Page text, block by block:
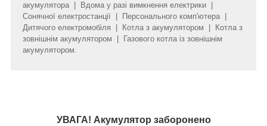
акумулятора | Вдома у разі вимкнення електрики |
Сонячної електростанції | Персонального комп'ютера |
Дитячого електромобіля | Котла з акумулятором | Котла з
зовнішнім акумулятором | Газового котла із зовнішнім
акумулятором.
УВАГА! Акумулятор заборонено